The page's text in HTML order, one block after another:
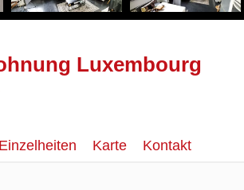
Luxembourg
Einzelheiten Karte Kontakt